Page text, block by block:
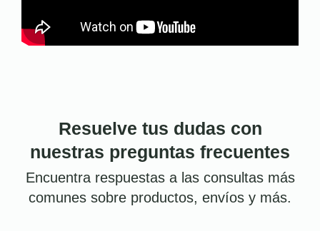
Resuelve tus dudas con
nuestras preguntas frecuentes
Encuentra respuestas a las consultas más
comunes sobre productos, envíos y más.